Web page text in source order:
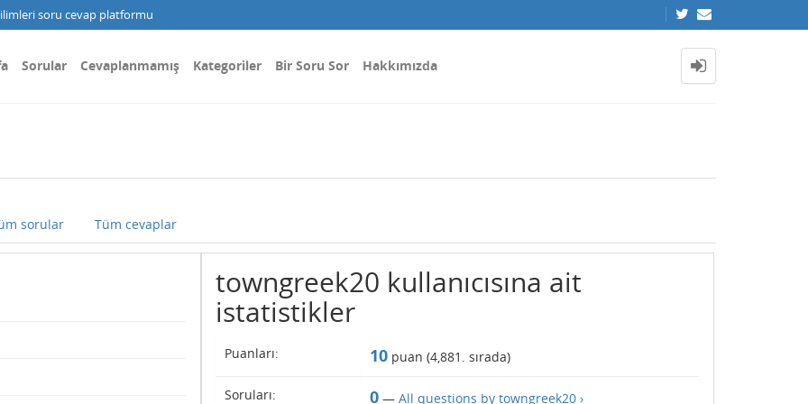
soru cevap platformu
Sorular Cevaplanmamış Kategoriler Bir Soru Sor Hakkımızda
sorular Tüm cevaplar
towngreek20 kullanıcısına ait
istatistikler
Puanları: 10puan (4,881 . sırada)
Soruları: 0— All questions by towngreek20 ›